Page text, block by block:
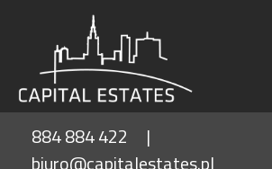
884 884 422
biuro@capitalestates.pl